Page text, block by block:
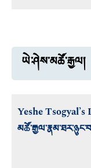
ཡེ་ཤེས་མཚོ་རྒྱལ།
Yeshe